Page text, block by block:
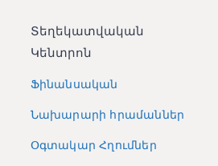
Տեղեկատվական
Կենտրոն
Ֆինանսական
Նախարարի հրամաններ
Օգտակար Հղումներ